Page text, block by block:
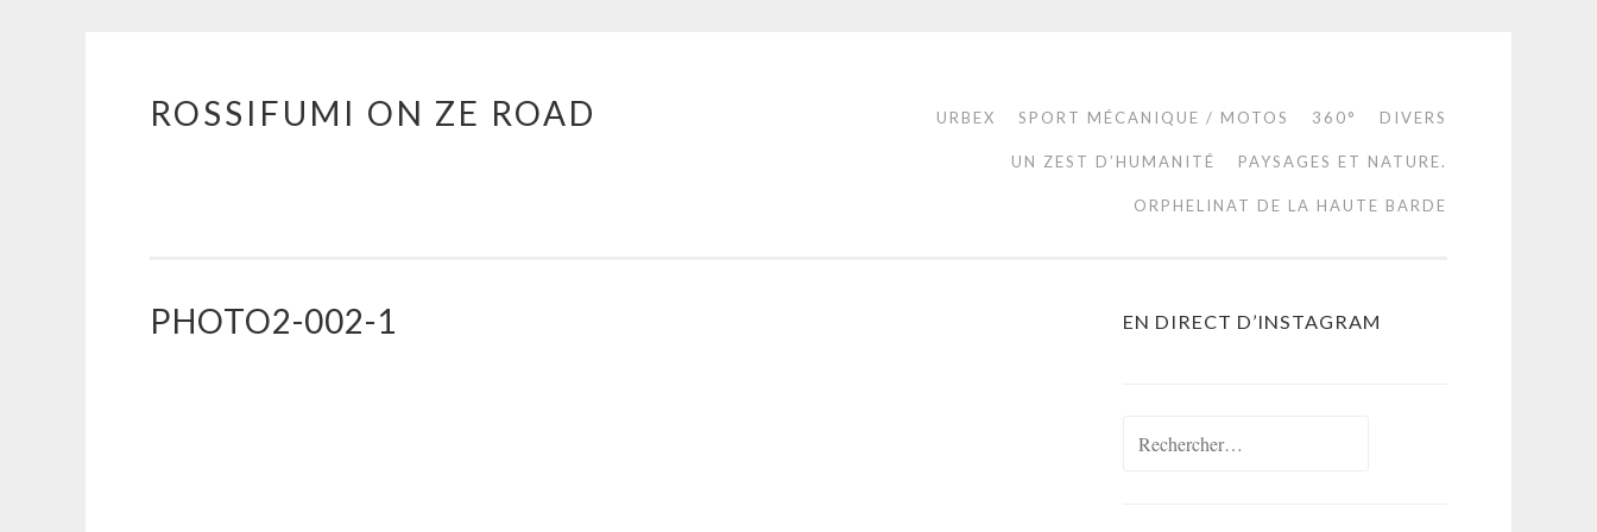
Aller
ROSSIFUMI ON ZE ROAD URBEX SPORT MÉCANIQUE / MOTOS 360° DIVERS
UN ZEST D’HUMANITÉ PAYSAGES ET NATURE.
ORPHELINAT DE LA HAUTE BARDE
PHOTO2-002-1 EN DIRECT D’INSTAGRAM